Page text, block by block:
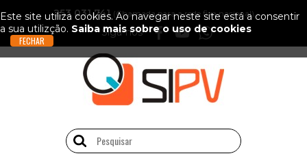
253 031 741 (Chamada para a rede fixa nacional)
Siga-nos
Este site utiliza cookies. Ao navegar neste site está a consentir
a sua utilizção. Saiba mais sobre o uso de cookies